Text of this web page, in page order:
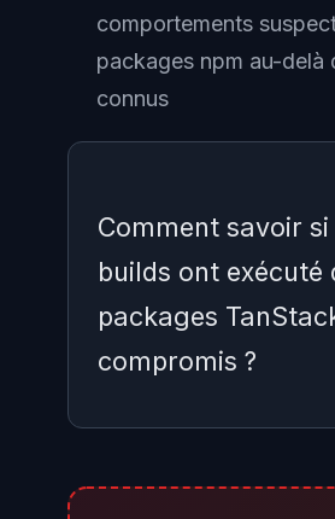
comportements
packages npm au-delà
connus
Comment savoir si
builds ont exécuté
packages
compromis ?